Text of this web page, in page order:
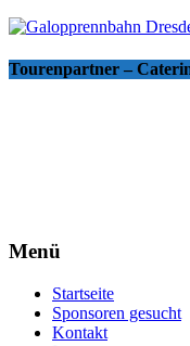
Tourenpartner –
Menü
Startseite
Sponsoren gesucht
Kontakt